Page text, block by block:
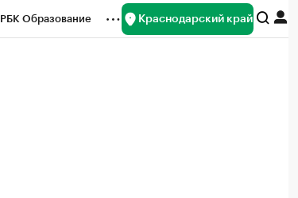
РБК Образование Краснодарский край